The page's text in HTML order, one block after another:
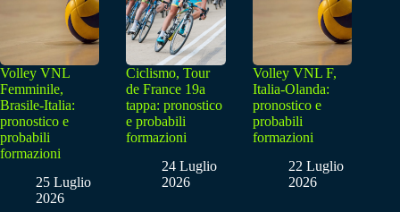
Volley VNL
Femminile,
Brasile-Italia:
pronostico e
probabili
formazioni
25 Luglio
2026
Ciclismo, Tour
de France 19a
tappa: pronostico
e probabili
formazioni
24 Luglio
2026
Volley VNL F,
Italia-Olanda:
pronostico e
probabili
formazioni
22 Luglio
2026